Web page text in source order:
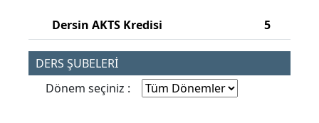
Dersin AKTS Kredisi 5
DERS ŞUBELERİ
Dönem seçiniz :